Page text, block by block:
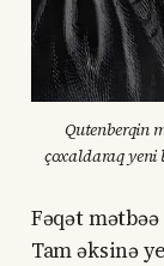
Qutenberqin
çoxaldaraq yeni
Fəqət
Tam əksinə